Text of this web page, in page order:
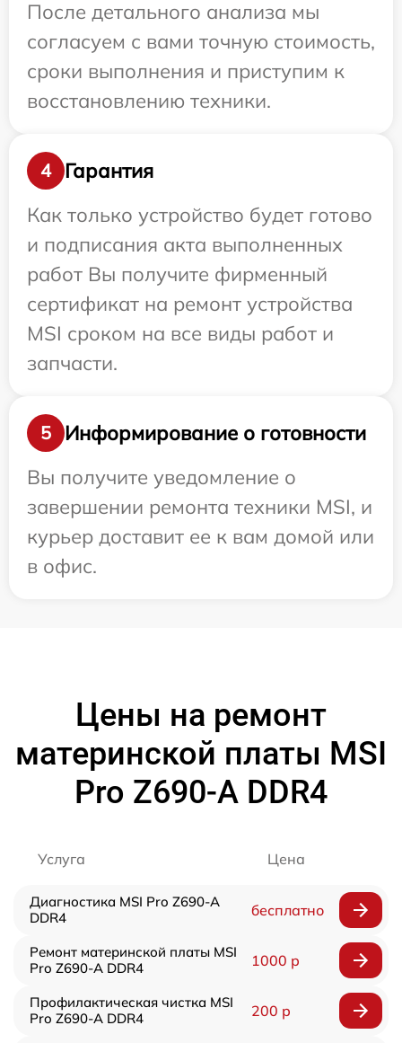
После детального анализа мы
согласуем с вами точную стоимость,
сроки выполнения и приступим к
восстановлению техники.
4
Гарантия
Как только устройство будет готово
и подписания акта выполненных
работ Вы получите фирменный
сертификат на ремонт устройства
MSI сроком на все виды работ и
запчасти.
5
Информирование о готовности
Вы получите уведомление о
завершении ремонта техники MSI, и
курьер доставит ее к вам домой или
в офис.
Цены на ремонт
материнской платы MSI
Pro Z690-A DDR4
Услуга Цена
Диагностика MSI Pro Z690-A
DDR4
бесплатно
Ремонт материнской платы MSI
Pro Z690-A DDR4
1000 р
Профилактическая чистка MSI
Pro Z690-A DDR4
200 р